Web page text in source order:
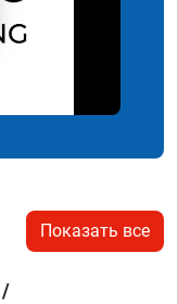
/
Показать все